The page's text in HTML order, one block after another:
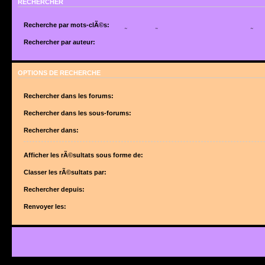
RECHERCHER
Recherche par mots-clÃ©s:
suite de mots sÃ©parÃ©s par des
Utilisez un * comme joker pour des recherches partielles.
Rechercher par auteur:
OPTIONS DE RECHERCHE
Rechercher dans les forums:
forums sont automatiquement inclus si vous ne dÃ©sactivez pas lâ€™option ci-
Rechercher dans les sous-forums:
Rechercher dans:
Afficher les rÃ©sultats sous forme de:
Classer les rÃ©sultats par:
Rechercher depuis:
Renvoyer les: